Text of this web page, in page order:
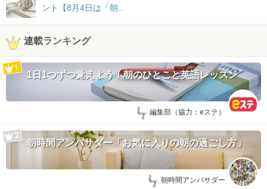
ント【8月4日は「朝...
連載ランキング
1日1つずつ覚えよう！朝のひとこと英語レッスン
by: 編集部（協力：eステ）
朝時間アンバサダー「お気に入りの朝の過ごし方」
by: 朝時間アンバサダー